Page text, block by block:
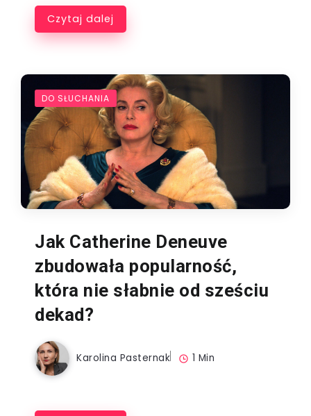
Czytaj dalej
DO SŁUCHANIA
Jak Catherine Deneuve
zbudowała popularność,
która nie słabnie od sześciu
dekad?
Karolina Pasternak 1 Min